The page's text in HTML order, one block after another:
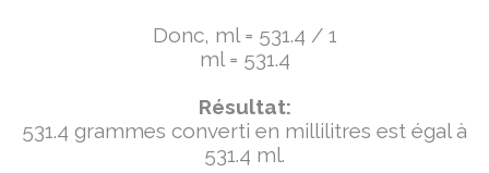
Donc, ml = 531.4 / 1
ml = 531.4
Résultat:
531.4 grammes converti en millilitres est égal à
531.4 ml.